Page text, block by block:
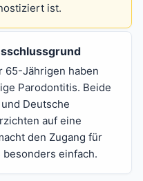
ist.
65-Jährigen haben
Parodontitis. Beide
Deutsche
auf eine
den Zugang für
einfach.